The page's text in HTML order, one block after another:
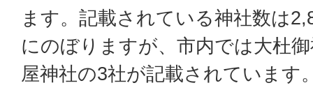
ます。記載されている神社数は
にのぼりますが、市内では大杜
屋神社の3社が記載されています